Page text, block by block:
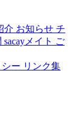
介 お知らせ チ
sacayメイト ご
ー リンク集